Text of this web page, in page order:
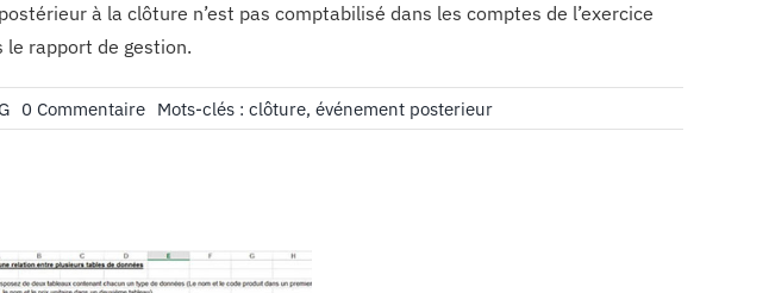
à la clôture n’est pas comptabilisé dans les comptes de l’exercice
rapport de gestion.
0 Commentaireon
Événement
not ?
Mots-clés : clôture, événement posterieur